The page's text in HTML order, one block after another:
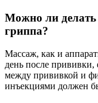
Можно ли делать
гриппа?
Массаж, как и
день после
между прививкой и
инъекциями должен